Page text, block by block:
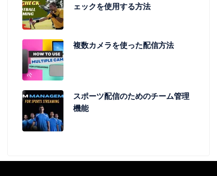
ェックを使用する方法
複数カメラを使った配信方法
スポーツ配信のためのチーム管理
機能